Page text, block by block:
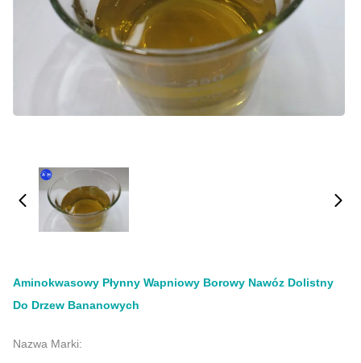
Aminokwasowy Płynny Wapniowy Borowy Nawóz Dolistny
Do Drzew Bananowych
Nazwa Marki: